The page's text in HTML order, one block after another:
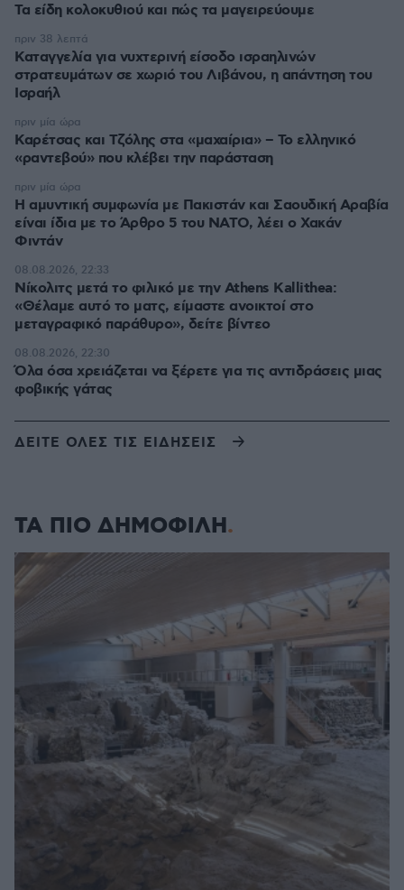
Τα είδη κολοκυθιού και πώς τα μαγειρεύουμε
Καταγγελία για νυχτερινή είσοδο ισραηλινών
στρατευμάτων σε χωριό του Λιβάνου, η απάντηση του
Ισραήλ
πριν 38 λεπτά
Καρέτσας και Τζόλης στα «μαχαίρια» – Το ελληνικό
«ραντεβού» που κλέβει την παράσταση
πριν μία ώρα
Η αμυντική συμφωνία με Πακιστάν και Σαουδική Αραβία
είναι ίδια με το Άρθρο 5 του ΝΑΤΟ, λέει ο Χακάν
Φιντάν
πριν μία ώρα
Νίκολιτς μετά το φιλικό με την Athens Kallithea:
«Θέλαμε αυτό το ματς, είμαστε ανοικτοί στο
μεταγραφικό παράθυρο», δείτε βίντεο
08.08.2026, 22:33
Όλα όσα χρειάζεται να ξέρετε για τις αντιδράσεις μιας
φοβικής γάτας
08.08.2026, 22:30
ΔΕΙΤΕ ΟΛΕΣ ΤΙΣ ΕΙΔΗΣΕΙΣ
ΤΑ ΠΙΟ ΔΗΜΟΦΙΛΗ